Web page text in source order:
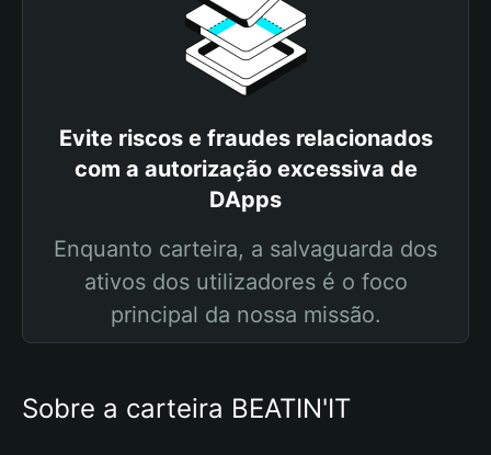
Evite riscos e fraudes relacionados
com a autorização excessiva de
DApps
Enquanto carteira, a salvaguarda dos
ativos dos utilizadores é o foco
principal da nossa missão.
Sobre a carteira BEATIN'IT